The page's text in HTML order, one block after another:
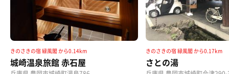
懐石コース
とても美味しそうです！
きのさきの宿 緑風閣 から0.14km
城崎温泉旅館 赤石屋
きのさきの宿 緑風閣 から0.17km
さとの湯